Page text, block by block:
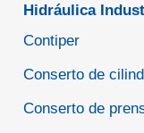
Hidráulica
Contiper
Conserto de
Conserto de